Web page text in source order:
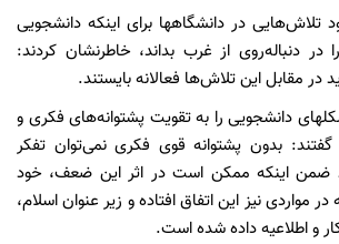
تلاش‌هایی در دانشگاهها برای اینکه دانشجویی
دنباله‌روی از غرب بداند، خاطرنشان کردند:
در مقابل این تلاش‌ها فعالانه بایستند.
دانشجویی را به تقویت پشتوانه‌های فکری و
بدون پشتوانه قوی فکری نمی‌توان تفکر
ضمن اینکه ممکن است در اثر این ضعف، خود
مواردی نیز این اتفاق افتاده و زیر عنوان اسلام،
و اطلاعیه داده شده است.